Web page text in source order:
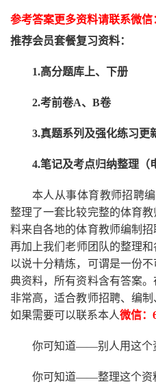
参考答案更多资料请联系微信
推荐会员套餐复习资料：
1.高分题库上、下册
2.考前卷A、B卷
3.真题系列及强化练习更
4.笔记及考点归纳整理（
本人从事体育教师招聘
整理了一套比较完整的体育教
料来自各地的体育教师编制招
再加上我们老师 团队的整理
以说十分精炼，可谓是一份不
典资料，所有资料含有答案。
非常高，适合教师招聘、编制
如果需要可以联系本人微信：
你可知道——别人用这个
你可知道——整理这个资